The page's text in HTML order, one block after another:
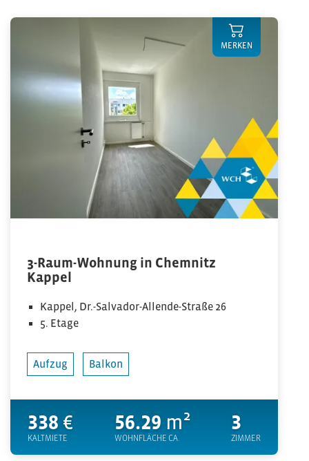
3-Raum-Wohnung in Chemnitz
Kappel
Kappel, Dr.-Salvador-Allende-Straße 26
5. Etage
Aufzug Balkon
338 €
KALTMIETE
56.29 m²
WOHNFLÄCHE CA.
3
ZIMMER
MERKEN